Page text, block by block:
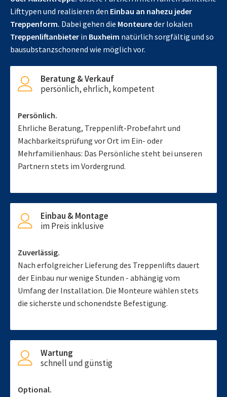
Lifttypen und realisieren den Einbau an nahezu jeder
Treppenform. Dabei gehen die Monteureder lokalen
Treppenliftanbieter in Buxheim natürlich sorgfältig und so
bausubstanzschonend wie möglich vor.
Beratung & Verkauf
persönlich, ehrlich, kompetent
Persönlich.
Ehrliche Beratung, Treppenlift-Probefahrt und
Machbarkeitsprüfung vor Ort im Ein- oder
Mehrfamilienhaus: Das Persönliche steht bei unseren
Partnern stets im Vordergrund.
Einbau & Montage
im Preis inklusive
Zuverlässig.
Nach erfolgreicher Lieferung des Treppenlifts dauert
der Einbau nur wenige Stunden - abhängig vom
Umfang der Installation. Die Monteure wählen stets
die sicherste und schonendste Befestigung.
Wartung
schnell und günstig
Optional.